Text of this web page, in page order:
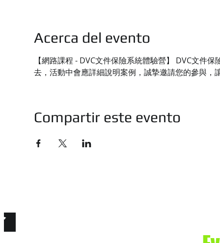
Acerca del evento
【網路課程 - DVC文件保險系統體驗營】 DVC文件
去，活動中會應詳細說明案例，誠摯邀請您的參與，
Compartir este evento
限公司